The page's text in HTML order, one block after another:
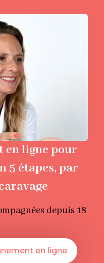
en ligne pour
5 étapes, par
depuis 18
en ligne